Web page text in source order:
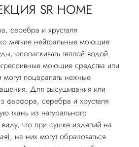
SR HOME
серебра и хрусталя
мягкие нейтральные моющие
ополаскивать теплой водой.
моющие средства или
могут поцарапать нежные
Для высушивания или
фарфора, серебра и хрусталя
ткань из натурального
что при сушке изделий на
на них могут образоваться